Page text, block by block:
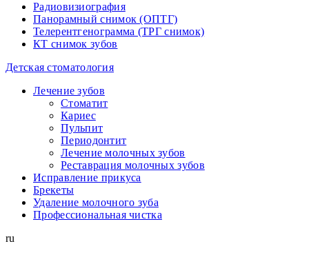
Радиовизиография
Панорамный снимок (ОПТГ)
Телерентгенограмма (ТРГ снимок)
КТ снимок зубов
Детская стоматология
Лечение зубов
Стоматит
Кариес
Пульпит
Периодонтит
Лечение молочных зубов
Реставрация молочных зубов
Исправление прикуса
Брекеты
Удаление молочного зуба
Профессиональная чистка
ru